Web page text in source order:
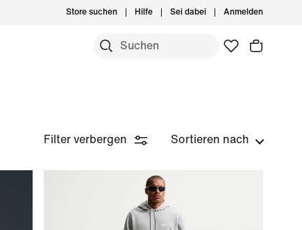
Store suchen Hilfe Sei dabei Anmelden
Filter verbergen Sortieren nach